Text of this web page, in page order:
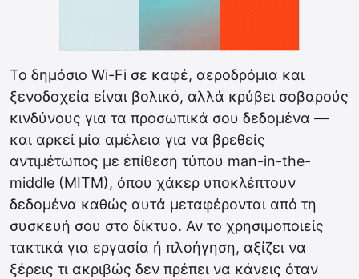
Το δημόσιο Wi-Fi σε καφέ, αεροδρόμια και
ξενοδοχεία είναι βολικό, αλλά κρύβει σοβαρούς
κινδύνους για τα προσωπικά σου δεδομένα —
και αρκεί μία αμέλεια για να βρεθείς
αντιμέτωπος με επίθεση τύπου man-in-the-
middle (MITM), όπου χάκερ υποκλέπτουν
δεδομένα καθώς αυτά μεταφέρονται από τη
συσκευή σου στο δίκτυο. Αν το χρησιμοποιείς
τακτικά για εργασία ή πλοήγηση, αξίζει να
ξέρεις τι ακριβώς δεν πρέπει να κάνεις όταν